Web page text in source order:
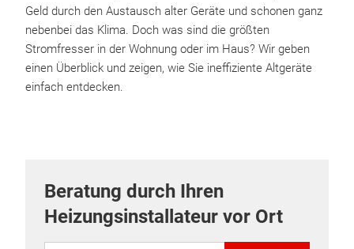
Geld durch den Austausch alter Geräte und schonen ganz
nebenbei das Klima. Doch was sind die größten
Stromfresser in der Wohnung oder im Haus? Wir geben
einen Überblick und zeigen, wie Sie ineffiziente Altgeräte
einfach entdecken.
Beratung durch Ihren
Heizungsinstallateur vor Ort